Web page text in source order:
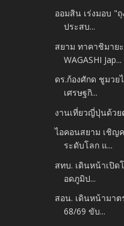
ออมสิน เร่งมอบ "
ประสบ...
สยาม ทาคาชิมาย
WAGASHI Jap...
ดร.ก้องศักด ชูมว
เศรษฐกิ...
งานเที่ยวญี่ปุ่นด้วย
ไอคอนสยาม เชิญ
ระดับโลก แ...
สทบ. เดินหน้าเปิด
อดภูมิป...
สอน. เดินหน้ามาต
68/69 ขับ...